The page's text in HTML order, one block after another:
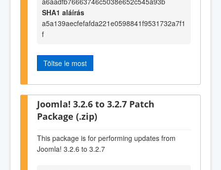
SHA1 aláírás
a5a139aecfefafda221e0598841f9531732a7f1
f
Töltse le most
Joomla! 3.2.6 to 3.2.7 Patch
Package (.zip)
This package is for performing updates from
Joomla! 3.2.6 to 3.2.7